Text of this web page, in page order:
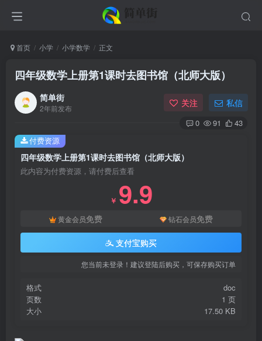
首页 小学 小学数学 正文
四年级数学上册第1课时去图书馆（北师大版）
简单街
2年前发布 关注 私信
0 91 43
四年级数学上册第1课时去图书馆（北师大版）
此内容为付费资源，请付费后查看
￥ 9.9
黄金会员免费 钻石会员免费
支付宝购买
您当前未登录！建议登陆后购买，可保存购买订单
格式
doc
页数
1 页
大小
17.50 KB
付费资源